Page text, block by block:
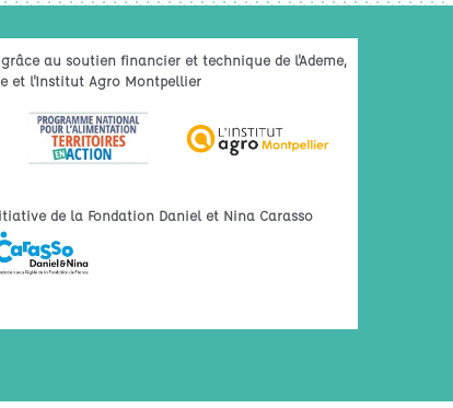
au soutien financier et technique de l'Ademe,
et l'Institut Agro Montpellier
de la Fondation Daniel et Nina Carasso